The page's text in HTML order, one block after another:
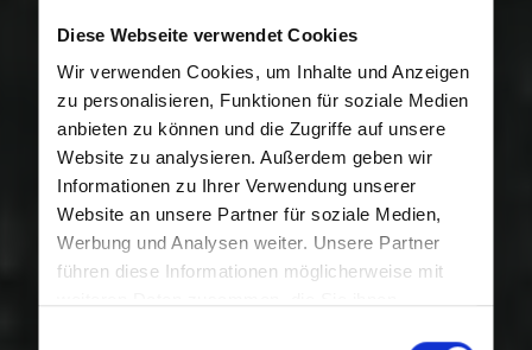
Diese Webseite verwendet Cookies
Wir verwenden Cookies, um Inhalte und Anzeigen
zu personalisieren, Funktionen für soziale Medien
anbieten zu können und die Zugriffe auf unsere
Website zu analysieren. Außerdem geben wir
Informationen zu Ihrer Verwendung unserer
Website an unsere Partner für soziale Medien,
Werbung und Analysen weiter. Unsere Partner
führen diese Informationen möglicherweise mit